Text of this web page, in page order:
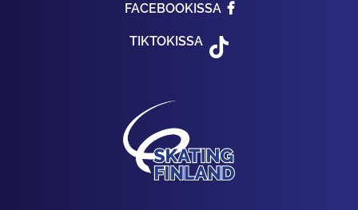
FACEBOOKISSA
TIKTOKISSA